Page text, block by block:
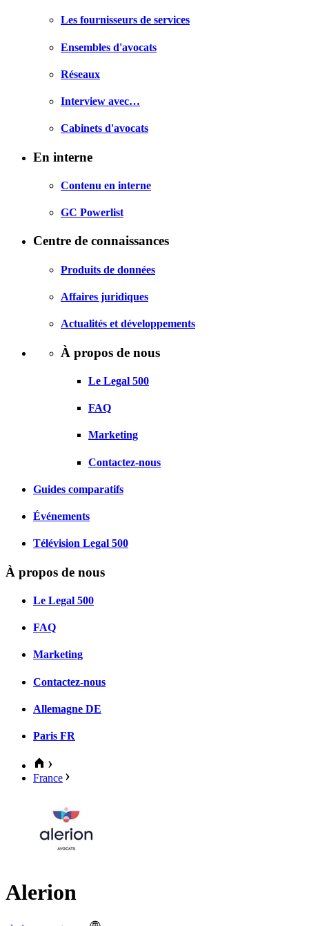
Les fournisseurs de services
Ensembles d'avocats
Réseaux
Interview avec…
Cabinets d'avocats
En interne
Contenu en interne
GC Powerlist
Centre de connaissances
Produits de données
Affaires juridiques
Actualités et développements
À propos de nous
Le Legal 500
FAQ
Marketing
Contactez-nous
Guides comparatifs
Événements
Télévision Legal 500
À propos de nous
Le Legal 500
FAQ
Marketing
Contactez-nous
Allemagne DE
Paris FR
France
Alerion